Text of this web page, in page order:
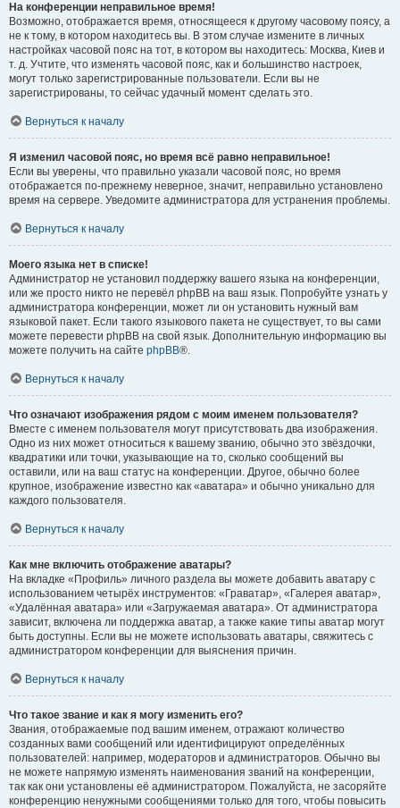
На конференции неправильное время!
Возможно, отображается время, относящееся к другому часовому поясу, а
не к тому, в котором находитесь вы. В этом случае измените в личных
настройках часовой пояс на тот, в котором вы находитесь: Москва, Киев и
т. д. Учтите, что изменять часовой пояс, как и большинство настроек,
могут только зарегистрированные пользователи. Если вы не
зарегистрированы, то сейчас удачный момент сделать это.
Вернуться к началу
Я изменил часовой пояс, но время всё равно неправильное!
Если вы уверены, что правильно указали часовой пояс, но время
отображается по-прежнему неверное, значит, неправильно установлено
время на сервере. Уведомите администратора для устранения проблемы.
Вернуться к началу
Моего языка нет в списке!
Администратор не установил поддержку вашего языка на конференции,
или же просто никто не перевёл phpBB на ваш язык. Попробуйте узнать у
администратора конференции, может ли он установить нужный вам
языковой пакет. Если такого языкового пакета не существует, то вы сами
можете перевести phpBB на свой язык. Дополнительную информацию вы
можете получить на сайте phpBB®.
Вернуться к началу
Что означают изображения рядом с моим именем пользователя?
Вместе с именем пользователя могут присутствовать два изображения.
Одно из них может относиться к вашему званию, обычно это звёздочки,
квадратики или точки, указывающие на то, сколько сообщений вы
оставили, или на ваш статус на конференции. Другое, обычно более
крупное, изображение известно как «аватара» и обычно уникально для
каждого пользователя.
Вернуться к началу
Как мне включить отображение аватары?
На вкладке «Профиль» личного раздела вы можете добавить аватару с
использованием четырёх инструментов: «Граватар», «Галерея аватар»,
«Удалённая аватара» или «Загружаемая аватара». От администратора
зависит, включена ли поддержка аватар, а также какие типы аватар могут
быть доступны. Если вы не можете использовать аватары, свяжитесь с
администратором конференции для выяснения причин.
Вернуться к началу
Что такое звание и как я могу изменить его?
Звания, отображаемые под вашим именем, отражают количество
созданных вами сообщений или идентифицируют определённых
пользователей: например, модераторов и администраторов. Обычно вы
не можете напрямую изменять наименования званий на конференции,
так как они установлены её администратором. Пожалуйста, не засоряйте
конференцию ненужными сообщениями только для того, чтобы повысить